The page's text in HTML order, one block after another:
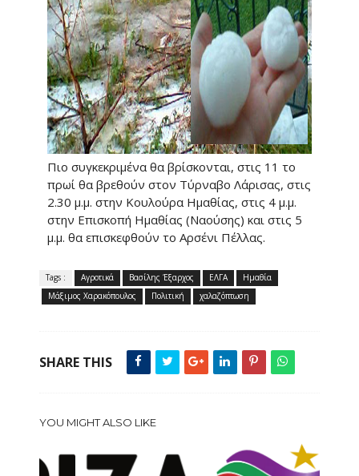
Πιο συγκεκριμένα θα βρίσκονται, στις 11 το
πρωί θα βρεθούν στον Τύρναβο Λάρισας, στις
2.30 μ.μ. στην Κουλούρα Ημαθίας, στις 4 μ.μ.
στην Επισκοπή Ημαθίας (Ναούσης) και στις 5
μ.μ. θα επισκεφθούν το Αρσένι Πέλλας.
Tags : Αγροτικά Βασίλης Έξαρχος ΕΛΓΑ
Ημαθία
Μάξιμος Χαρακόπουλος
Πολιτική χαλαζόπτωση
SHARE THIS
YOU MIGHT ALSO LIKE